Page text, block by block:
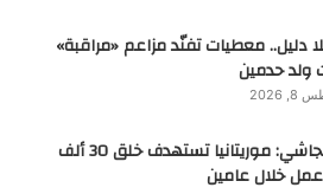
دليل.. معطيات تفنّد مزاعم «مراقبة»
ولد حدمين
2026
ولد النجاشي: موريتانيا تستهدف خلق 30 ألف
خلال عامين